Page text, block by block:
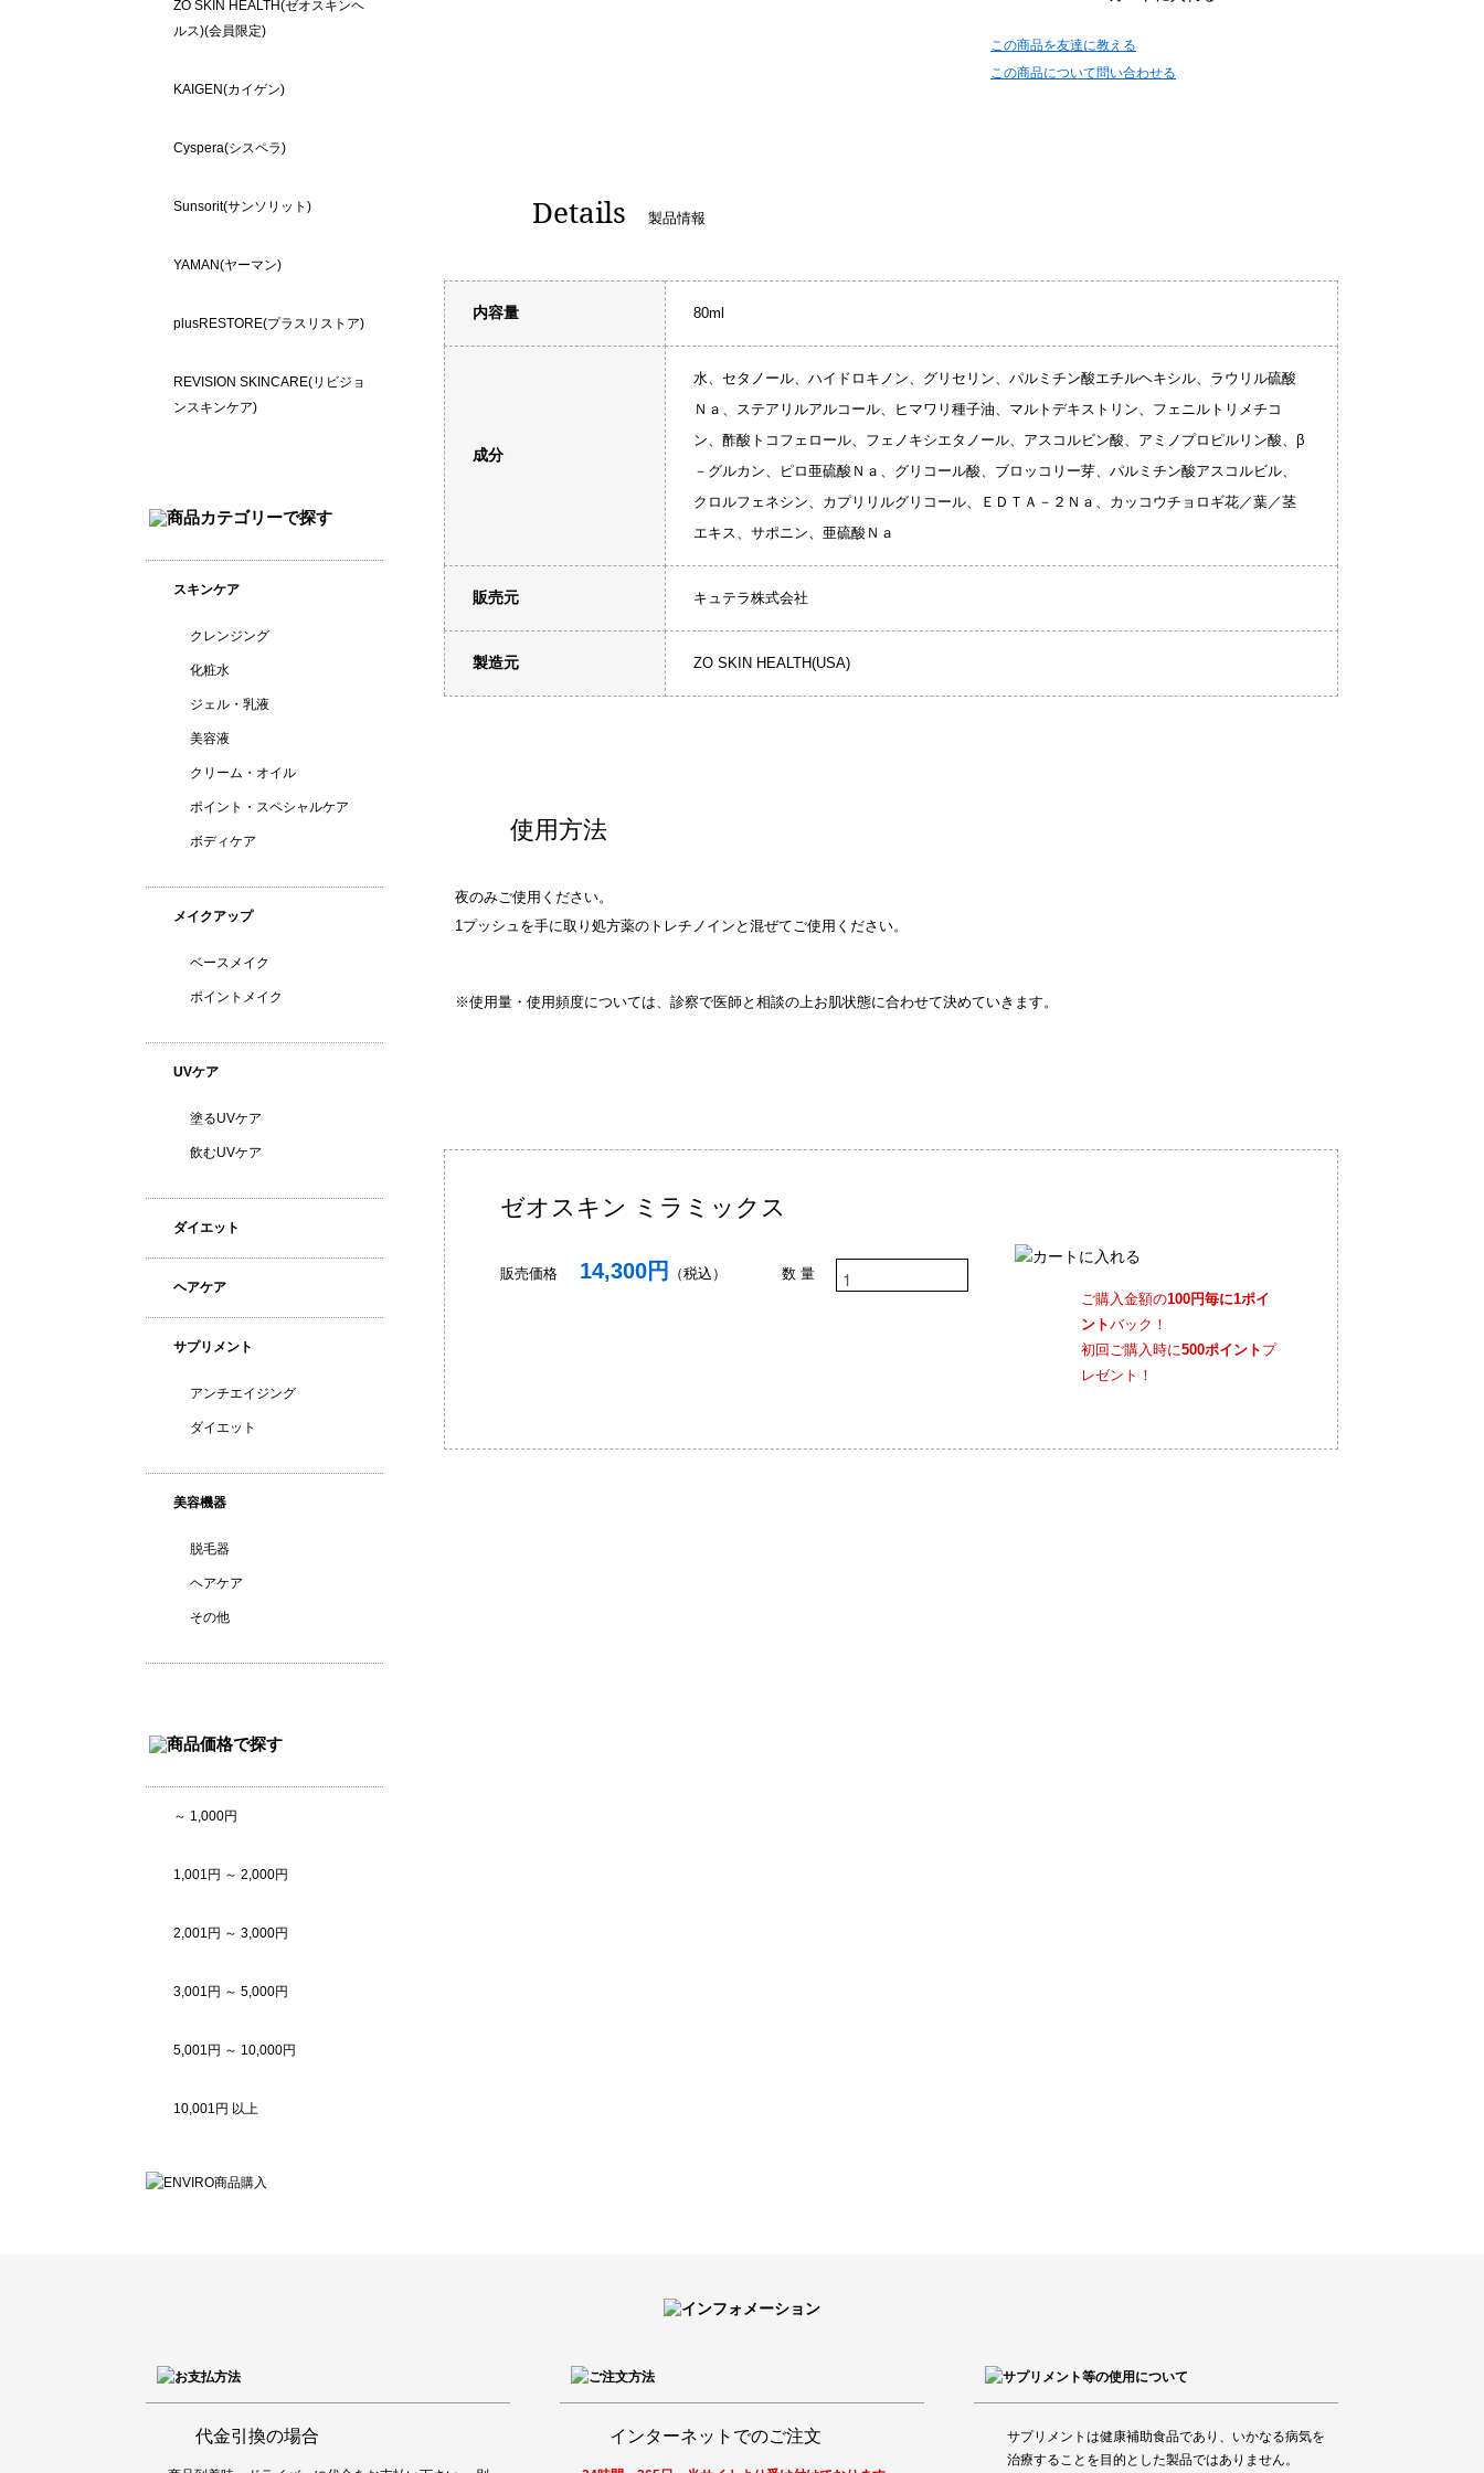
この商品を友達に教える
この商品について問い合わせる
Details 製品情報
内容量 80ml
成分
水、セタノール、ハイドロキノン、グリセリン、パルミチン酸エチルヘキシル、ラウリル硫酸
Ｎａ、ステアリルアルコール、ヒマワリ種子油、マルトデキストリン、フェニルトリメチコ
ン、酢酸トコフェロール、フェノキシエタノール、アスコルビン酸、アミノプロピルリン酸、β
－グルカン、ピロ亜硫酸Ｎａ、グリコール酸、ブロッコリー芽、パルミチン酸アスコルビル、
クロルフェネシン、カプリリルグリコール、ＥＤＴＡ－２Ｎａ、カッコウチョロギ花／葉／茎
エキス、サポニン、亜硫酸Ｎａ
販売元 キュテラ株式会社
製造元 ZO SKIN HEALTH(USA)
使用方法
夜のみご使用ください。
1プッシュを手に取り処方薬のトレチノインと混ぜてご使用ください。
※使用量・使用頻度については、診察で医師と相談の上お肌状態に合わせて決めていきます。
ゼオスキン ミラミックス
販売価格 14,300円 （税込）
数 量
ご購入金額の100円毎に1ポイ
ントバック！
初回ご購入時に500ポイント プ
レゼント！
ZO SKIN HEALTH(ゼオスキンヘ
ルス)(会員限定)
KAIGEN(カイゲン)
Cyspera(シスペラ)
Sunsorit(サンソリット)
YAMAN(ヤーマン)
plusRESTORE(プラスリストア)
REVISION SKINCARE(リビジョ
ンスキンケア)
スキンケア
クレンジング
化粧水
ジェル・乳液
美容液
クリーム・オイル
ポイント・スペシャルケア
ボディケア
メイクアップ
ベースメイク
ポイントメイク
UVケア
塗るUVケア
飲むUVケア
ダイエット
ヘアケア
サプリメント
アンチエイジング
ダイエット
美容機器
脱毛器
ヘアケア
その他
～ 1,000円
1,001円 ～ 2,000円
2,001円 ～ 3,000円
3,001円 ～ 5,000円
5,001円 ～ 10,000円
10,001円 以上
代金引換の場合 インターネットでのご注文
サプリメントは健康補助食品であり、いかなる病気を
治療することを目的とした製品ではありません。